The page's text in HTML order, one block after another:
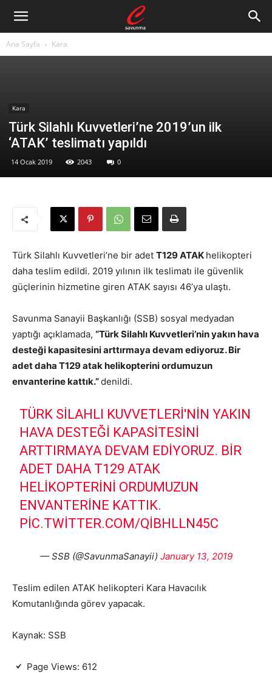
Ana Sayfa Kara
Kara
Türk Silahlı Kuvvetleri’ne 2019’un ilk
‘ATAK’ teslimatı yapıldı
14 Ocak 2019 2043 0
Türk Silahlı Kuvvetleri’ne bir adet T129 ATAK helikopteri
daha teslim edildi. 2019 yılının ilk teslimatı ile güvenlik
güçlerinin hizmetine giren ATAK sayısı 46’ya ulaştı.
Savunma Sanayii Başkanlığı (SSB) sosyal medyadan
yaptığı açıklamada, “Türk Silahlı Kuvvetleri’nin yakın hava
desteği kapasitesini arttırmaya devam ediyoruz. Bir
adet daha T129 atak helikopterini ordumuzun
envanterine kattık.”denildi.
TÜRK SILAHLI KUVVETLERI'NIN YAKIN
HAVA DESTEĞI KAPASITESINI
ARTTIRMAYA DEVAM EDIYORUZ. BIR
ADET DAHA T129 ATAK
HELIKOPTERINI ORDUMUZUN
ENVANTERINE KATTIK.
PIC.TWITTER.COM/QIBHLLN45C
— SSB (@SavunmaSanayii) January 13, 2019
Teslim edilen ATAK helikopteri Kara Havacılık
Komutanlığında görev yapacak.
Kaynak: SSB
Page Views: 612